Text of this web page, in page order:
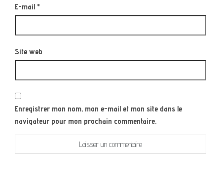
E-mail *
Site web
Enregistrer mon nom, mon e-mail et mon site dans le
navigateur pour mon prochain commentaire.